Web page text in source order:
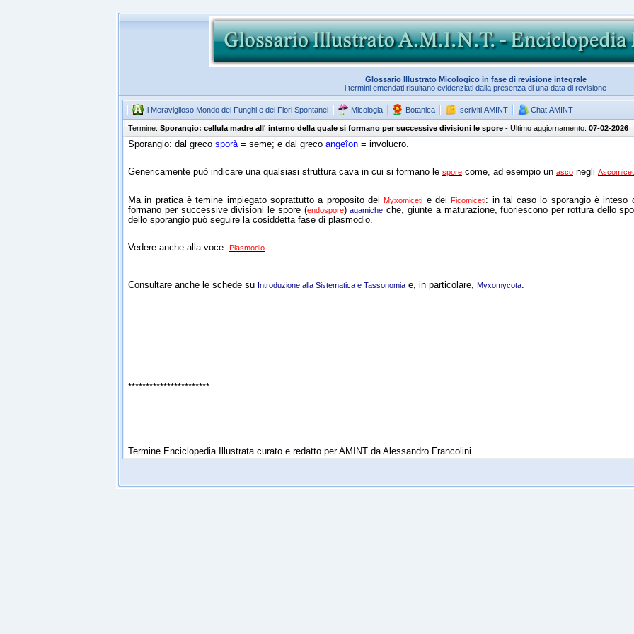
Glossario Illustrato Micologico in fase di revisione integrale
- i termini emendati risultano evidenziati dalla presenza di una data di revisione -
Il Meraviglioso Mondo dei Funghi e dei Fiori Spontanei Micologia Botanica Iscriviti AMINT Chat AMINT
Termine: Sporangio: cellula madre all' interno della quale si formano per successive divisioni le spore - Ultimo aggiornamento: 07-02-2026
Sporangio: dal greco sporà = seme; e dal greco angeîon = involucro.
Genericamente può indicare una qualsiasi struttura cava in cui si formano le spore come, ad esempio un asco negli
Ma in pratica è temine impiegato soprattutto a proposito deiMyxomiceti e deiFicomiceti: in tal caso lo sporangio è inteso
formano per successive divisioni le spore (endospore)agamiche che, giunte a maturazione, fuoriescono per rottura dello
dello sporangio può seguire la cosiddetta fase di plasmodio.
Vedere anche alla voce Plasmodio.
Consultare anche le schede su Introduzione alla Sistematica e Tassonomia e, in particolare, Myxomycota.
***********************
Termine Enciclopedia Illustrata curato e redatto per AMINT da Alessandro Francolini.